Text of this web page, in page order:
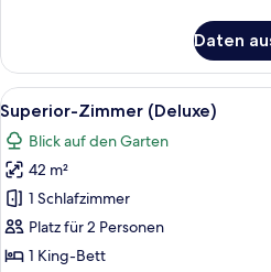
Zimmer
(Deluxe
with
Breakfast)
Daten
Alle
Fotos
für
Superior-
Zimmer
(Deluxe)
anzeigen
8
Superior-Zimmer (Deluxe)
Blick auf den Garten
42 m²
1 Schlafzimmer
Platz für 2 Personen
1 King-Bett